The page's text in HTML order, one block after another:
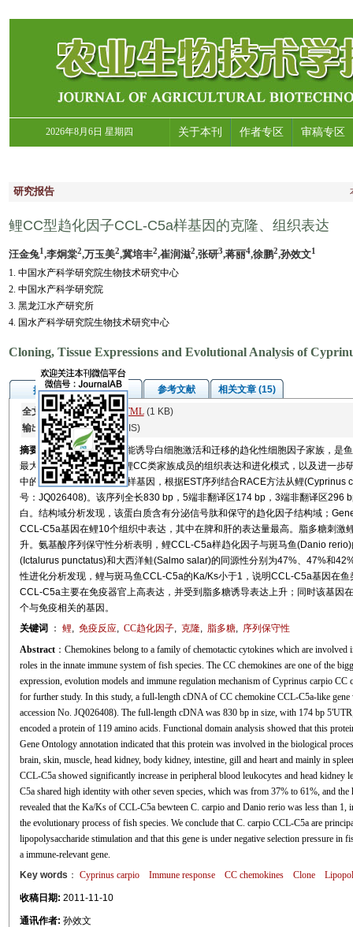
2026年8月6日 星期四 关于本刊 作者专区 审稿专区
研究报告
鲤CC型趋化因子CCL-C5a样基因的克隆、组织表达
汪金兔1,李炯棠2,万玉美2,冀培丰2,崔润滋2,张研3,蒋丽4,徐鹏2,孙效文1
1. 中国水产科学研究院生物技术研究中心
2. 中国水产科学研究院
3. 黑龙江水产研究所
4. 国水产科学研究院生物技术研究中心
Cloning, Tissue Expressions and Evolutional Analysis of
摘要 图/表 参考文献
相关文章 (15)
全文: PDF(1623 KB)HTML(1 KB)
输出: BibTeX|EndNote(RIS)
摘要 趋化因子家族是一类能诱导白细胞激活和迁移的趋化性细胞因子家族，是
最大的家族之一。为研究鲤CC类家族成员的组织表达和进化模式，以及进一
中的一个基因，CCL-C5a样基因，根据EST序列结合RACE方法从鲤
号：JQ026408)。该序列全长830 bp，5端非翻译区174 bp，3端非翻译区296
白。结构域分析发现，该蛋白质含有分泌信号肽和保守的趋化因子结构域；
CCL-C5a基因在鲤10个组织中表达，其中在脾和肝的表达量最高。脂多糖刺激
升。氨基酸序列保守性分析表明，鲤CCL-C5a样趋化因子与斑马鱼(Danio
(Ictalurus punctatus)和大西洋鲑(Salmo salar)的同源性分别为47%、47%和
性进化分析发现，鲤与斑马鱼CCL-C5a的Ka/Ks小于1，说明CCL-C5a基因在
CCL-C5a主要在免疫器官上高表达，并受到脂多糖诱导表达上升；同时该基因
个与免疫相关的基因。
关键词
： 鲤, 免疫反应, CC趋化因子, 克隆, 脂多糖, 序列保守性
Abstract：Chemokines belong to a family of chemotactic cytokines which are
roles in the innate immune system of fish species. The CC chemokines are one of the
expression, evolution models and immune regulation mechanism of Cyprinus carpio
for further study. In this study, a full-length cDNA of CC chemokine CCL-C5a-like
accession No. JQ026408). The full-length cDNA was 830 bp in size, with 174 bp
encoded a protein of 119 amino acids. Functional domain analysis showed that this
Gene Ontology annotation indicated that this protein was involved in the biological
brain, skin, muscle, head kidney, body kidney, intestine, gill and heart and mainly in
CCL-C5a showed significantly increase in peripheral blood leukocytes and head kidney
C5a shared high identity with other seven species, which was from 37% to 61%, and
revealed that the Ka/Ks of CCL-C5a bewteen C. carpio and Danio rerio was less than
the evolutionary process of fish species. We conclude that C. carpio CCL-C5a are
lipopolysaccharide stimulation and that this gene is under negative selection pressure in
a immune-relevant gene.
Key words ： Cyprinus carpio Immune response CC chemokines Clone
收稿日期: 2011-11-10
通讯作者: 孙效文